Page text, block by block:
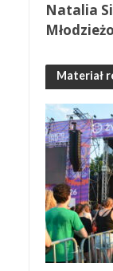
Natalia
Materiał